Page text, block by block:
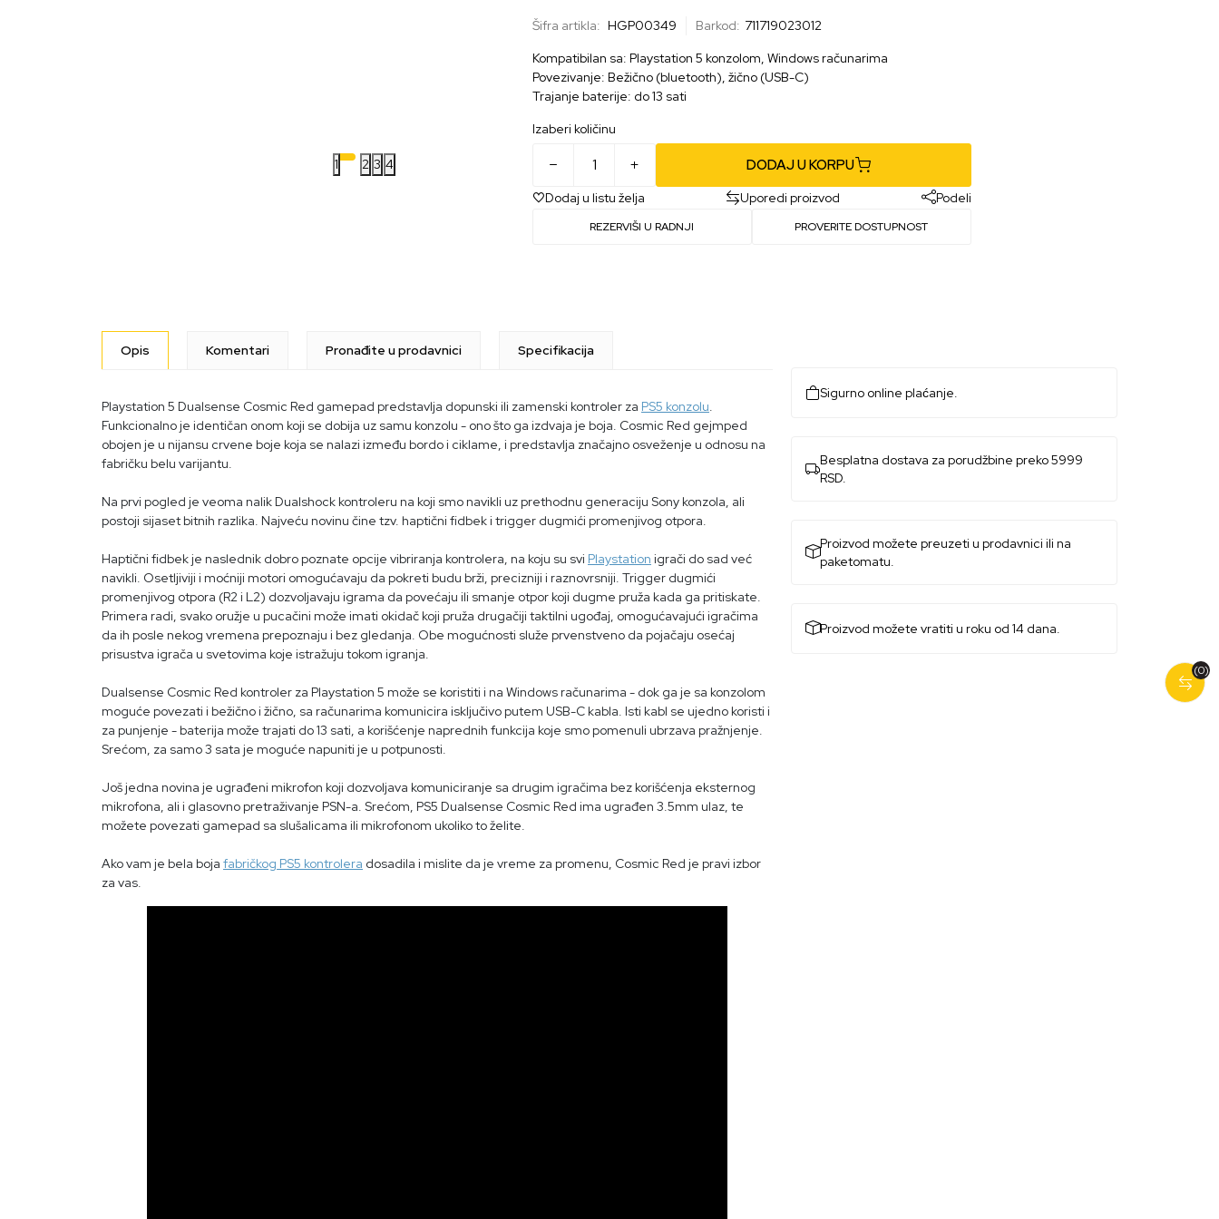
1 2 3 4
Šifra artikla: HGP00349 Barkod: 711719023012
Kompatibilan sa: Playstation 5 konzolom, Windows računarima
Povezivanje: Bežično (bluetooth), žično (USB-C)
Trajanje baterije: do 13 sati
Izaberi količinu
DODAJ U KORPU
Dodaj u listu želja Uporedi proizvod Podeli
REZERVIŠI U RADNJI PROVERITE DOSTUPNOST
(0)
Opis Komentari Pronađite u prodavnici Specifikacija
Playstation 5 Dualsense Cosmic Red gamepad predstavlja dopunski ili zamenski kontroler za PS5 konzolu.
Funkcionalno je identičan onom koji se dobija uz samu konzolu - ono što ga izdvaja je boja. Cosmic Red gejmped
obojen je u nijansu crvene boje koja se nalazi između bordo i ciklame, i predstavlja značajno osveženje u odnosu na
fabričku belu varijantu.
Na prvi pogled je veoma nalik Dualshock kontroleru na koji smo navikli uz prethodnu generaciju Sony konzola, ali
postoji sijaset bitnih razlika. Najveću novinu čine tzv. haptični fidbek i trigger dugmići promenjivog otpora.
Haptični fidbek je naslednik dobro poznate opcije vibriranja kontrolera, na koju su svi Playstation igrači do sad već
navikli. Osetljiviji i moćniji motori omogućavaju da pokreti budu brži, precizniji i raznovrsniji. Trigger dugmići
promenjivog otpora (R2 i L2) dozvoljavaju igrama da povećaju ili smanje otpor koji dugme pruža kada ga pritiskate.
Primera radi, svako oružje u pucačini može imati okidač koji pruža drugačiji taktilni ugođaj, omogućavajući igračima
da ih posle nekog vremena prepoznaju i bez gledanja. Obe mogućnosti služe prvenstveno da pojačaju osećaj
prisustva igrača u svetovima koje istražuju tokom igranja.
Dualsense Cosmic Red kontroler za Playstation 5 može se koristiti i na Windows računarima - dok ga je sa konzolom
moguće povezati i bežično i žično, sa računarima komunicira isključivo putem USB-C kabla. Isti kabl se ujedno koristi i
za punjenje - baterija može trajati do 13 sati, a korišćenje naprednih funkcija koje smo pomenuli ubrzava pražnjenje.
Srećom, za samo 3 sata je moguće napuniti je u potpunosti.
Još jedna novina je ugrađeni mikrofon koji dozvoljava komuniciranje sa drugim igračima bez korišćenja eksternog
mikrofona, ali i glasovno pretraživanje PSN-a. Srećom, PS5 Dualsense Cosmic Red ima ugrađen 3.5mm ulaz, te
možete povezati gamepad sa slušalicama ili mikrofonom ukoliko to želite.
Ako vam je bela boja fabričkog PS5 kontrolera dosadila i mislite da je vreme za promenu, Cosmic Red je pravi izbor
za vas.
Sigurno online plaćanje.
Besplatna dostava za porudžbine preko 5999
RSD.
Proizvod možete preuzeti u prodavnici ili na
paketomatu.
Proizvod možete vratiti u roku od 14 dana.